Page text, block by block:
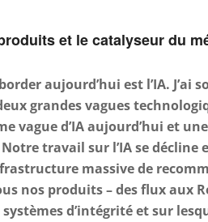
et le catalyseur du
aujourd’hui est l’IA. J’ai
grandes vagues
vague d’IA aujourd’hui et
travail sur l’IA se décline
massive de
nos produits – des flux aux
d’intégrité et sur